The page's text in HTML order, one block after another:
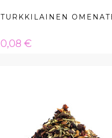
TURKKILAINEN
Hinta
0,08 €